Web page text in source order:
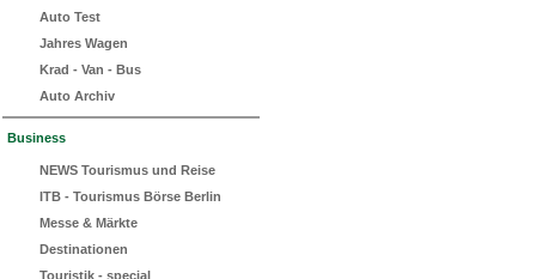
Auto Test
Jahres Wagen
Krad - Van - Bus
Auto Archiv
Business
NEWS Tourismus und Reise
ITB - Tourismus Börse Berlin
Messe & Märkte
Destinationen
Touristik - special